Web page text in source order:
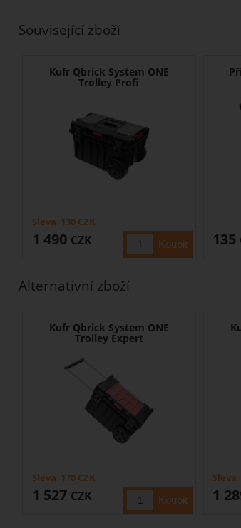
Související zboží
Kufr Qbrick System ONE
Trolley Profi
1 490 CZK
Sleva 130 CZK
135
Alternativní zboží
Kufr Qbrick System ONE
Trolley Expert
1 527 CZK
Sleva 170 CZK
1
Sleva